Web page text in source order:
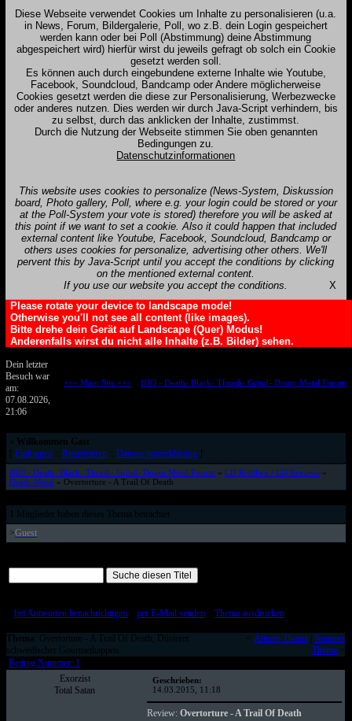
Diese Webseite verwendet Cookies um Inhalte zu personalisieren (u.a.
in News, Forum, Bildergalerie, Poll, wo z.B. dein Login gespeichert
werden kann oder bei Poll (Abstimmung) deine Abstimmung
abgespeichert wird) hierfür wirst du jeweils gefragt ob solch ein Cookie
gesetzt werden soll.
Es können auch durch eingebundene externe Inhalte wie Youtube,
Facebook, Soundcloud, Bandcamp oder Andere möglicherweise
Cookies gesetzt werden die diese zur Personalisierung, Werbezwecke
oder anderes nutzen. Dies werden wir durch Java-Script verhindern, bis
zu selbst, durch das anklicken der Inhalte, zustimmst.
Durch die Nutzung der Webseite stimmen Sie oben genannten
Bedingungen zu.
Datenschutzinformationen
This website uses cookies to personalize (News-System, Diskussion
board, Photo gallery, Poll, where e.g. your login could be stored or your
at the Poll-System your vote is stored) therefore you will be asked at
this point if we want to set a cookie. Also it could happen that included
external content like Youtube, Facebook, Soundcloud, Bandcamp or
others uses cookies for personalize, advertising other others. We'll
pervent this by Java-Script until you accept the conditions by clicking
on the mentioned external content.
If you use our website you accept the conditions.
X
Please rotate your device to landscape mode!
Otherwise you'll not see all content (like images).
Bitte drehe dein Gerät auf Landscape (Quer) Modus!
Anderenfalls wirst du nicht alle Inhalte (z.B. Bilder) sehen.
Dein letzter
Besuch war
am:
07.08.2026,
21:06
+++ Main Site +++:: HIO - Death- Black- Thrash- Grind- Doom Metal Forum
» Willkommen Gast
Einloggen:: Registrieren:: Datenschutzerklärung]
HIO - Death- Black- Thrash- Grind- Doom Metal Forum » CD Kritiken / CD Reviews»
Death-Metal » Overtorture - A Trail Of Death
Mitglieder haben dieses Thema betrachtet
>Guest
bei Antworten benachrichtigen:: per E-Mail senden:: Thema ausdrucken]
Thema : Overtorture - A Trail Of Death, Düsterer
schwedischer Gourmethappen.
Älteres Thema| Neueres
Thema>
Beitrag Nummer: 1
Exorzist
Total Satan
Geschrieben:
14.03.2015, 11:18
Review: Overtorture - A Trail Of Death